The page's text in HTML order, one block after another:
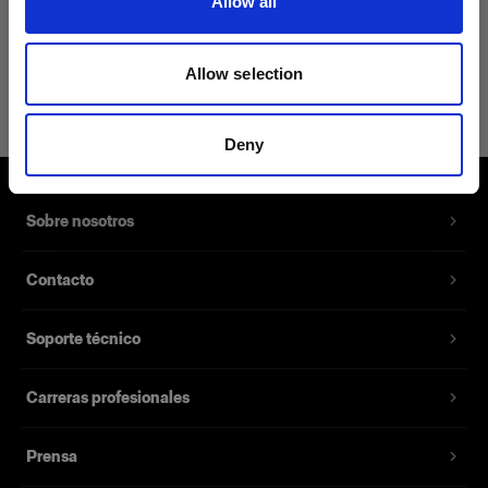
Allow selection
Deny
Spot Small
Objetivo de repuesto para
Spot Small
439,00 €
Sobre nosotros
Contacto
Soporte técnico
Carreras profesionales
Prensa